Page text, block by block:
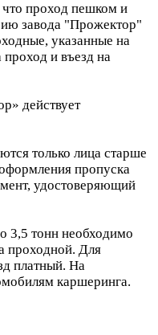
проход пешком и
завода "Прожектор"
указанные на
и въезд на
действует
только лица старше
пропуска
удостоверяющий
3,5 тонн необходимо
проходной. Для
платный. На
каршеринга.